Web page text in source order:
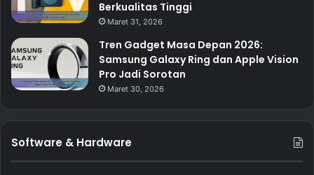
Berkualitas Tinggi
Maret 31, 2026
Tren Gadget Masa Depan 2026:
Samsung Galaxy Ring dan Apple Vision
Pro Jadi Sorotan
Maret 30, 2026
Software & Hardware